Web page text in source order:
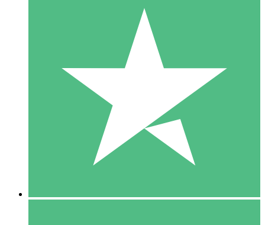
Paquetes de Créditos Individuales
Paga según el uso con créditos de descarga. Sin compromiso
10 00